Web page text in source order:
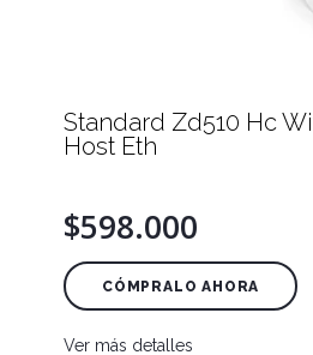
Standard Zd510 Hc
Host Eth
$598.000
CÓMPRALO AHORA
Ver más detalles